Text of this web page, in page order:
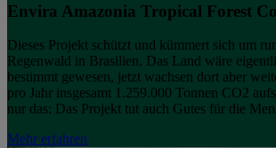
Envira Amazonia Tropical Forest
Dieses Projekt schützt und kümmert sich um
Regenwald in Brasilien. Das Land wäre
bestimmt gewesen, jetzt wachsen dort aber
pro Jahr insgesamt 1.259.000 Tonnen CO2
nur das: Das Projekt tut auch Gutes für die
Mehr erfahren